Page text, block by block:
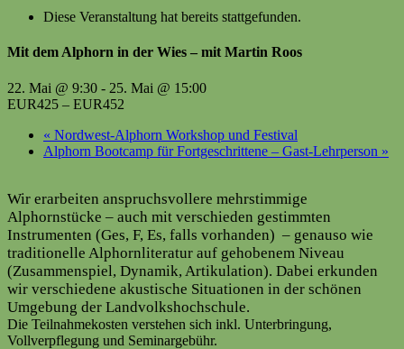
Diese Veranstaltung hat bereits stattgefunden.
Mit dem Alphorn in der Wies – mit Martin Roos
22. Mai @ 9:30 - 25. Mai @ 15:00
EUR425 – EUR452
« Nordwest-Alphorn Workshop und Festival
Alphorn Bootcamp für Fortgeschrittene – Gast-Lehrperson »
Wir erarbeiten anspruchsvollere mehrstimmige
Alphornstücke – auch mit verschieden gestimmten
Instrumenten (Ges, F, Es, falls vorhanden) – genauso wie
traditionelle Alphornliteratur auf gehobenem Niveau
(Zusammenspiel, Dynamik, Artikulation). Dabei erkunden
wir verschiedene akustische Situationen in der schönen
Umgebung der Landvolkshochschule.
Die Teilnahmekosten verstehen sich inkl. Unterbringung,
Vollverpflegung und Seminargebühr.